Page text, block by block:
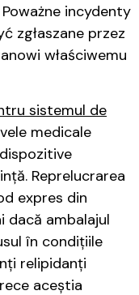
incydenty
zgłaszane przez
właściwemu
sistemul de
medicale
Reprelucrarea
expres din
dacă ambalajul
în condițiile
relipidanți
aceștia